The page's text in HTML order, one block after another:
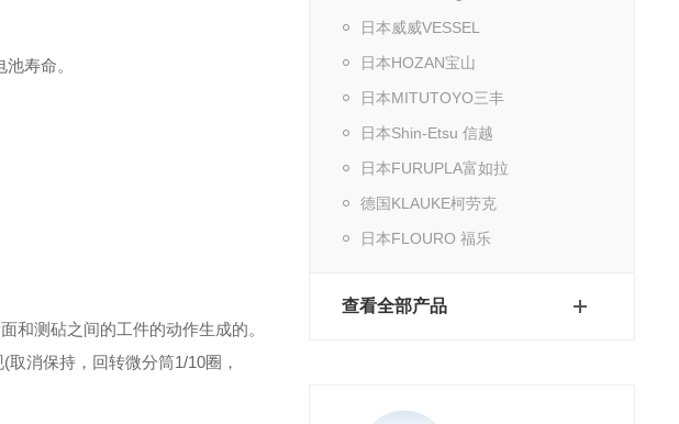
日本威威VESSEL
日本HOZAN宝山
日本MITUTOYO三丰
日本Shin-Etsu 信越
日本FURUPLA富如拉
德国KLAUKE柯劳克
日本FLOURO 福乐
查看全部产品
寿命。
和测砧之间的工件的动作生成的。
消保持，回转微分筒1/10圈，